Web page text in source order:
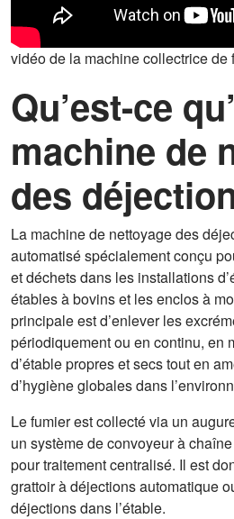
vidéo de la machine collectrice de
Qu’est-ce
machine de
des
La machine de nettoyage des
automatisé spécialement conçu
et déchets dans les installations
étables à bovins et les enclos à
principale est d’enlever les
périodiquement ou en continu, en
d’étable propres et secs tout en
d’hygiène globales dans
Le fumier est collecté via un
un système de convoyeur à
pour traitement centralisé. Il est
grattoir à déjections automatique
déjections dans l’étable.